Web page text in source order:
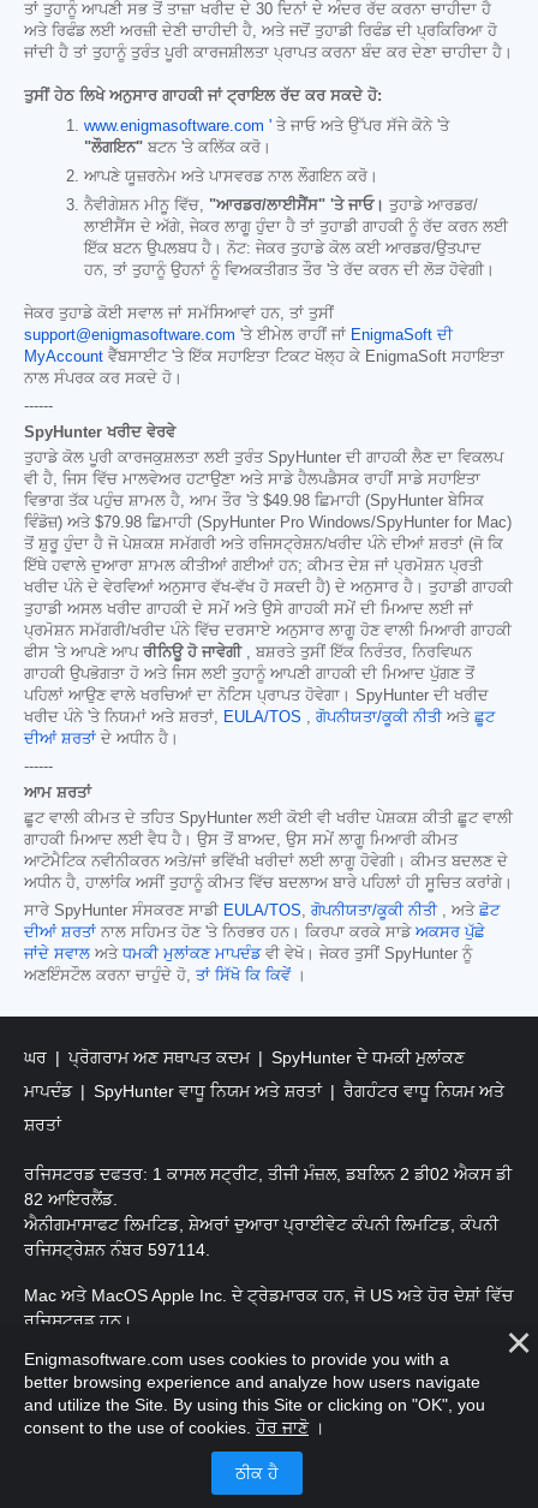
ਤਾਂ ਤੁਹਾਨੂੰ ਆਪਣੀ ਸਭ ਤੋਂ ਤਾਜ਼ਾ ਖਰੀਦ ਦੇ 30 ਦਿਨਾਂ ਦੇ ਅੰਦਰ ਰੱਦ ਕਰਨਾ ਚਾਹੀਦਾ ਹੈ
ਅਤੇ ਰਿਫੰਡ ਲਈ ਅਰਜ਼ੀ ਦੇਣੀ ਚਾਹੀਦੀ ਹੈ, ਅਤੇ ਜਦੋਂ ਤੁਹਾਡੀ ਰਿਫੰਡ ਦੀ ਪ੍ਰਕਿਰਿਆ ਹੋ
ਜਾਂਦੀ ਹੈ ਤਾਂ ਤੁਹਾਨੂੰ ਤੁਰੰਤ ਪੂਰੀ ਕਾਰਜਸ਼ੀਲਤਾ ਪ੍ਰਾਪਤ ਕਰਨਾ ਬੰਦ ਕਰ ਦੇਣਾ ਚਾਹੀਦਾ ਹੈ।
ਤੁਸੀਂ ਹੇਠ ਲਿਖੇ ਅਨੁਸਾਰ ਗਾਹਕੀ ਜਾਂ ਟ੍ਰਾਇਲ ਰੱਦ ਕਰ ਸਕਦੇ ਹੋ:
www.enigmasoftware.com ' ਤੇ ਜਾਓ ਅਤੇ ਉੱਪਰ ਸੱਜੇ ਕੋਨੇ 'ਤੇ
"ਲੌਗਇਨ" ਬਟਨ 'ਤੇ ਕਲਿੱਕ ਕਰੋ।
ਆਪਣੇ ਯੂਜ਼ਰਨੇਮ ਅਤੇ ਪਾਸਵਰਡ ਨਾਲ ਲੌਗਇਨ ਕਰੋ।
ਨੈਵੀਗੇਸ਼ਨ ਮੀਨੂ ਵਿੱਚ, "ਆਰਡਰ/ਲਾਈਸੈਂਸ" 'ਤੇ ਜਾਓ। ਤੁਹਾਡੇ ਆਰਡਰ/
ਲਾਈਸੈਂਸ ਦੇ ਅੱਗੇ, ਜੇਕਰ ਲਾਗੂ ਹੁੰਦਾ ਹੈ ਤਾਂ ਤੁਹਾਡੀ ਗਾਹਕੀ ਨੂੰ ਰੱਦ ਕਰਨ ਲਈ
ਇੱਕ ਬਟਨ ਉਪਲਬਧ ਹੈ। ਨੋਟ: ਜੇਕਰ ਤੁਹਾਡੇ ਕੋਲ ਕਈ ਆਰਡਰ/ਉਤਪਾਦ
ਹਨ, ਤਾਂ ਤੁਹਾਨੂੰ ਉਹਨਾਂ ਨੂੰ ਵਿਅਕਤੀਗਤ ਤੌਰ 'ਤੇ ਰੱਦ ਕਰਨ ਦੀ ਲੋੜ ਹੋਵੇਗੀ।
ਜੇਕਰ ਤੁਹਾਡੇ ਕੋਈ ਸਵਾਲ ਜਾਂ ਸਮੱਸਿਆਵਾਂ ਹਨ, ਤਾਂ ਤੁਸੀਂ
support@enigmasoftware.com 'ਤੇ ਈਮੇਲ ਰਾਹੀਂ ਜਾਂ EnigmaSoft ਦੀ
MyAccount ਵੈੱਬਸਾਈਟ 'ਤੇ ਇੱਕ ਸਹਾਇਤਾ ਟਿਕਟ ਖੋਲ੍ਹ ਕੇ EnigmaSoft ਸਹਾਇਤਾ
ਨਾਲ ਸੰਪਰਕ ਕਰ ਸਕਦੇ ਹੋ।
------
SpyHunter ਖਰੀਦ ਵੇਰਵੇ
ਤੁਹਾਡੇ ਕੋਲ ਪੂਰੀ ਕਾਰਜਕੁਸ਼ਲਤਾ ਲਈ ਤੁਰੰਤ SpyHunter ਦੀ ਗਾਹਕੀ ਲੈਣ ਦਾ ਵਿਕਲਪ
ਵੀ ਹੈ, ਜਿਸ ਵਿੱਚ ਮਾਲਵੇਅਰ ਹਟਾਉਣਾ ਅਤੇ ਸਾਡੇ ਹੈਲਪਡੈਸਕ ਰਾਹੀਂ ਸਾਡੇ ਸਹਾਇਤਾ
ਵਿਭਾਗ ਤੱਕ ਪਹੁੰਚ ਸ਼ਾਮਲ ਹੈ, ਆਮ ਤੌਰ 'ਤੇ $49.98 ਛਿਮਾਹੀ (SpyHunter ਬੇਸਿਕ
ਵਿੰਡੋਜ਼) ਅਤੇ $79.98 ਛਿਮਾਹੀ (SpyHunter Pro Windows/SpyHunter for Mac)
ਤੋਂ ਸ਼ੁਰੂ ਹੁੰਦਾ ਹੈ ਜੋ ਪੇਸ਼ਕਸ਼ ਸਮੱਗਰੀ ਅਤੇ ਰਜਿਸਟ੍ਰੇਸ਼ਨ/ਖਰੀਦ ਪੰਨੇ ਦੀਆਂ ਸ਼ਰਤਾਂ (ਜੋ ਕਿ
ਇੱਥੇ ਹਵਾਲੇ ਦੁਆਰਾ ਸ਼ਾਮਲ ਕੀਤੀਆਂ ਗਈਆਂ ਹਨ; ਕੀਮਤ ਦੇਸ਼ ਜਾਂ ਪ੍ਰਮੋਸ਼ਨ ਪ੍ਰਤੀ
ਖਰੀਦ ਪੰਨੇ ਦੇ ਵੇਰਵਿਆਂ ਅਨੁਸਾਰ ਵੱਖ-ਵੱਖ ਹੋ ਸਕਦੀ ਹੈ) ਦੇ ਅਨੁਸਾਰ ਹੈ। ਤੁਹਾਡੀ ਗਾਹਕੀ
ਤੁਹਾਡੀ ਅਸਲ ਖਰੀਦ ਗਾਹਕੀ ਦੇ ਸਮੇਂ ਅਤੇ ਉਸੇ ਗਾਹਕੀ ਸਮੇਂ ਦੀ ਮਿਆਦ ਲਈ ਜਾਂ
ਪ੍ਰਮੋਸ਼ਨ ਸਮੱਗਰੀ/ਖਰੀਦ ਪੰਨੇ ਵਿੱਚ ਦਰਸਾਏ ਅਨੁਸਾਰ ਲਾਗੂ ਹੋਣ ਵਾਲੀ ਮਿਆਰੀ ਗਾਹਕੀ
ਫੀਸ 'ਤੇ ਆਪਣੇ ਆਪ ਰੀਨਿਊ ਹੋ ਜਾਵੇਗੀ, ਬਸ਼ਰਤੇ ਤੁਸੀਂ ਇੱਕ ਨਿਰੰਤਰ, ਨਿਰਵਿਘਨ
ਗਾਹਕੀ ਉਪਭੋਗਤਾ ਹੋ ਅਤੇ ਜਿਸ ਲਈ ਤੁਹਾਨੂੰ ਆਪਣੀ ਗਾਹਕੀ ਦੀ ਮਿਆਦ ਪੁੱਗਣ ਤੋਂ
ਪਹਿਲਾਂ ਆਉਣ ਵਾਲੇ ਖਰਚਿਆਂ ਦਾ ਨੋਟਿਸ ਪ੍ਰਾਪਤ ਹੋਵੇਗਾ। SpyHunter ਦੀ ਖਰੀਦ
ਖਰੀਦ ਪੰਨੇ 'ਤੇ ਨਿਯਮਾਂ ਅਤੇ ਸ਼ਰਤਾਂ, EULA/TOS , ਗੋਪਨੀਯਤਾ/ਕੂਕੀ ਨੀਤੀ ਅਤੇ ਛੂਟ
ਦੀਆਂ ਸ਼ਰਤਾਂ ਦੇ ਅਧੀਨ ਹੈ।
------
ਆਮ ਸ਼ਰਤਾਂ
ਛੂਟ ਵਾਲੀ ਕੀਮਤ ਦੇ ਤਹਿਤ SpyHunter ਲਈ ਕੋਈ ਵੀ ਖਰੀਦ ਪੇਸ਼ਕਸ਼ ਕੀਤੀ ਛੂਟ ਵਾਲੀ
ਗਾਹਕੀ ਮਿਆਦ ਲਈ ਵੈਧ ਹੈ। ਉਸ ਤੋਂ ਬਾਅਦ, ਉਸ ਸਮੇਂ ਲਾਗੂ ਮਿਆਰੀ ਕੀਮਤ
ਆਟੋਮੈਟਿਕ ਨਵੀਨੀਕਰਨ ਅਤੇ/ਜਾਂ ਭਵਿੱਖੀ ਖਰੀਦਾਂ ਲਈ ਲਾਗੂ ਹੋਵੇਗੀ। ਕੀਮਤ ਬਦਲਣ ਦੇ
ਅਧੀਨ ਹੈ, ਹਾਲਾਂਕਿ ਅਸੀਂ ਤੁਹਾਨੂੰ ਕੀਮਤ ਵਿੱਚ ਬਦਲਾਅ ਬਾਰੇ ਪਹਿਲਾਂ ਹੀ ਸੂਚਿਤ ਕਰਾਂਗੇ।
ਸਾਰੇ SpyHunter ਸੰਸਕਰਣ ਸਾਡੀ EULA/TOS, ਗੋਪਨੀਯਤਾ/ਕੂਕੀ ਨੀਤੀ , ਅਤੇ ਛੋਟ
ਦੀਆਂ ਸ਼ਰਤਾਂ ਨਾਲ ਸਹਿਮਤ ਹੋਣ 'ਤੇ ਨਿਰਭਰ ਹਨ। ਕਿਰਪਾ ਕਰਕੇ ਸਾਡੇ ਅਕਸਰ ਪੁੱਛੇ
ਜਾਂਦੇ ਸਵਾਲ ਅਤੇ ਧਮਕੀ ਮੁਲਾਂਕਣ ਮਾਪਦੰਡਵੀ ਵੇਖੋ। ਜੇਕਰ ਤੁਸੀਂ SpyHunter ਨੂੰ
ਅਣਇੰਸਟੌਲ ਕਰਨਾ ਚਾਹੁੰਦੇ ਹੋ, ਤਾਂ ਸਿੱਖੋ ਕਿ ਕਿਵੇਂ।
ਘਰ ਪ੍ਰੋਗਰਾਮ ਅਣ ਸਥਾਪਤ ਕਦਮ
SpyHunter ਦੇ ਧਮਕੀ ਮੁਲਾਂਕਣ
ਮਾਪਦੰਡ
SpyHunter ਵਾਧੂ ਨਿਯਮ ਅਤੇ ਸ਼ਰਤਾਂ
ਰੈਗਹੰਟਰ ਵਾਧੂ ਨਿਯਮ ਅਤੇ
ਸ਼ਰਤਾਂ
ਰਜਿਸਟਰਡ ਦਫਤਰ: 1 ਕਾਸਲ ਸਟ੍ਰੀਟ, ਤੀਜੀ ਮੰਜ਼ਲ, ਡਬਲਿਨ 2 ਡੀ02 ਐਕਸ ਡੀ
82 ਆਇਰਲੈਂਡ.
ਐਨੀਗਮਾਸਾਫਟ ਲਿਮਟਿਡ, ਸ਼ੇਅਰਾਂ ਦੁਆਰਾ ਪ੍ਰਾਈਵੇਟ ਕੰਪਨੀ ਲਿਮਟਿਡ, ਕੰਪਨੀ
ਰਜਿਸਟ੍ਰੇਸ਼ਨ ਨੰਬਰ 597114.
Mac ਅਤੇ MacOS Apple Inc. ਦੇ ਟ੍ਰੇਡਮਾਰਕ ਹਨ, ਜੋ US ਅਤੇ ਹੋਰ ਦੇਸ਼ਾਂ ਵਿੱਚ
ਰਜਿਸਟਰਡ ਹਨ।
ਕਾਪੀਰਾਈਟ 2016-2026 . ਐਨੀਗਮਾਸੋਫਟ ਲਿਮਟਿਡ ਸਾਰੇ ਹੱਕ ਰਾਖਵੇਂ ਹਨ.
Enigmasoftware.com uses cookies to provide you with a
better browsing experience and analyze how users navigate
and utilize the Site. By using this Site or clicking on "OK", you
consent to the use of cookies.ਹੋਰ ਜਾਣੋ।